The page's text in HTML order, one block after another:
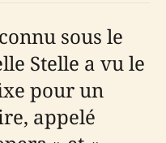
sous le
Stelle a vu le
pour un
appelé